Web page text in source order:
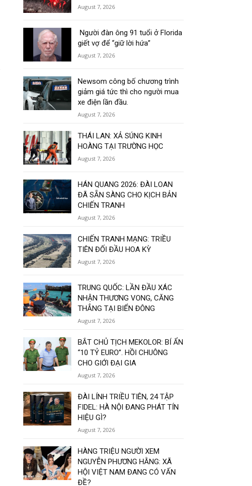
August 7, 2026
Người đàn ông 91 tuổi ở Florida
giết vợ để “giữ lời hứa”
August 7, 2026
Newsom công bố chương trình
giảm giá tức thì cho người mua
xe điện lần đầu.
August 7, 2026
THÁI LAN: XẢ SÚNG KINH
HOÀNG TẠI TRƯỜNG HỌC
August 7, 2026
HÁN QUANG 2026: ĐÀI LOAN
ĐÃ SẴN SÀNG CHO KỊCH BẢN
CHIẾN TRANH
August 7, 2026
CHIẾN TRANH MẠNG: TRIỀU
TIÊN ĐỐI ĐẦU HOA KỲ
August 7, 2026
TRUNG QUỐC: LẦN ĐẦU XÁC
NHẬN THƯƠNG VONG, CĂNG
THẲNG TẠI BIỂN ĐÔNG
August 7, 2026
BẮT CHỦ TỊCH MEKOLOR: BÍ ẨN
“10 TỶ EURO”. HỒI CHUÔNG
CHO GIỚI ĐẠI GIA
August 7, 2026
ĐÀI LÍNH TRIỀU TIÊN, 24 TẬP
FIDEL: HÀ NỘI ĐANG PHÁT TÍN
HIỆU GÌ?
August 7, 2026
HÀNG TRIỆU NGƯỜI XEM
NGUYỄN PHƯƠNG HẰNG: XÃ
HỘI VIỆT NAM ĐANG CÓ VẤN
ĐỀ?